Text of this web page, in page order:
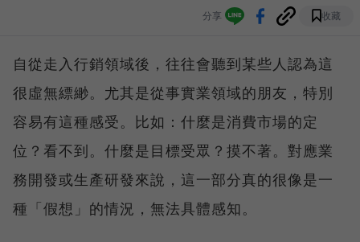
分享 收藏
自從走入行銷領域後，往往會聽到某些人認為這
很虛無縹緲。尤其是從事實業領域的朋友，特別
容易有這種感受。比如：什麼是消費市場的定
位？看不到。什麼是目標受眾？摸不著。對應業
務開發或生產研發來說，這一部分真的很像是一
種「假想」的情況，無法具體感知。